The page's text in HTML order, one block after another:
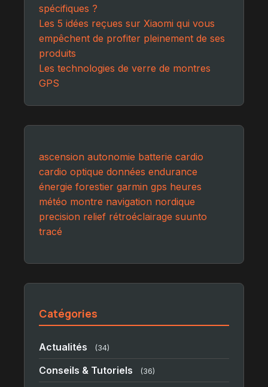
spécifiques ?
Les 5 idées reçues sur Xiaomi qui vous
empêchent de profiter pleinement de ses
produits
Les technologies de verre de montres
GPS
ascension autonomie batterie cardio
cardio optique données endurance
énergie forestier garmin gps heures
météo montre navigation nordique
precision relief rétroéclairage suunto
tracé
Catégories
Actualités (34)
Conseils & Tutoriels (36)